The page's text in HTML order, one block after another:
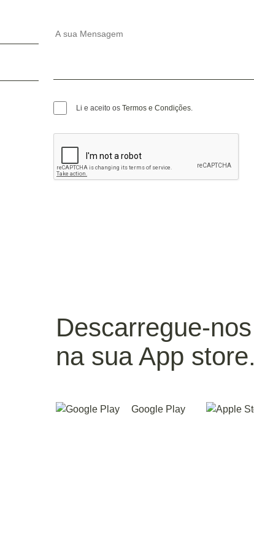
Li e aceito osTermos e Condições
Descarregue-nos
na sua App store.
Google Play